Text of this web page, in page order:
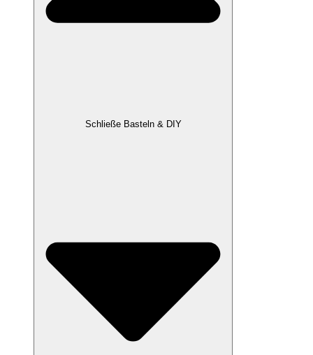
Schließe Basteln & DIY